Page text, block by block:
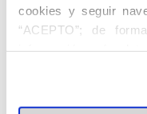
cookies y seguir
“ACEPTO”; de
información más
en el botón
visitar nuestra Política
Centro de
adscripción